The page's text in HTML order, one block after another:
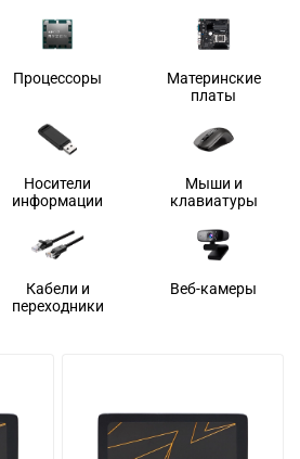
Процессоры
Материнские
платы
Носители
информации
Мыши и
клавиатуры
Кабели и
переходники
Веб-камеры